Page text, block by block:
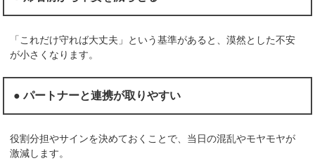
「これだけ守れば大丈夫」という基準があると、漠然とした不安
が小さくなります。
● パートナーと連携が取りやすい
役割分担やサインを決めておくことで、当日の混乱やモヤモヤが
激減します。